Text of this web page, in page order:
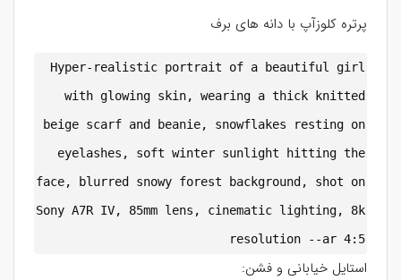
پرتره کلوزآپ با دانه های برف
Hyper-realistic portrait of a beautiful girl
with glowing skin, wearing a thick knitted
beige scarf and beanie, snowflakes resting on
eyelashes, soft winter sunlight hitting the
face, blurred snowy forest background, shot on
Sony A7R IV, 85mm lens, cinematic lighting, 8k
resolution --ar 4:5
استایل خیابانی و فشن: